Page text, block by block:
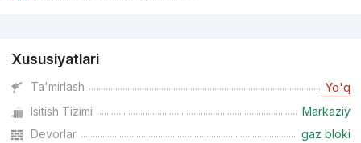
Xususiyatlari
Ta'mirlash Yo'q
Isitish Tizimi
Markaziy
Devorlar
gaz bloki